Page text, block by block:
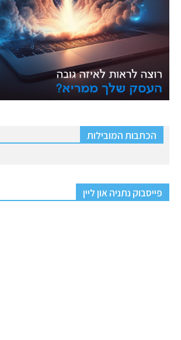
הכתבות המובילות
פייסבוק נתניה און ליין